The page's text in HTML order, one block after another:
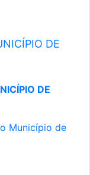
DE
DE
Município de